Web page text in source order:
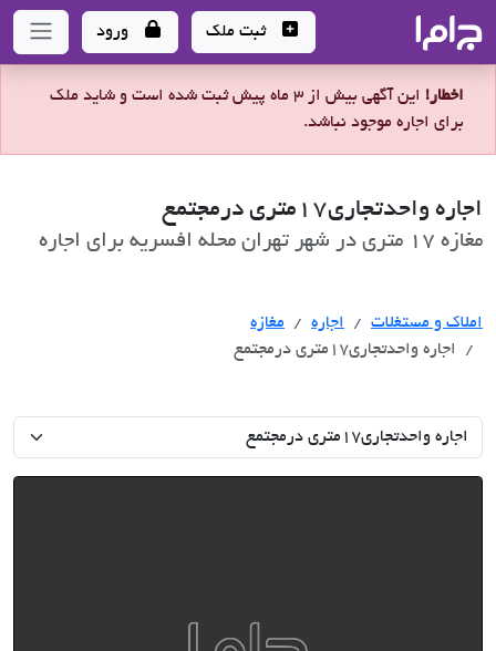
- سامانه جامع املاک و مشاورین املاک
ثبت ملک ورود
اخطار!
این آگهی بیش از 3 ماه پیش ثبت شده است و شاید ملک
برای اجاره موجود نباشد.
اجاره واحدتجاری۱۷متری درمجتمع
مغازه 17 متری در شهر تهران محله افسریه برای اجاره
املاک و مستغلات اجاره اجاره
مغازه
اجاره واحدتجاری۱۷متری درمجتمع